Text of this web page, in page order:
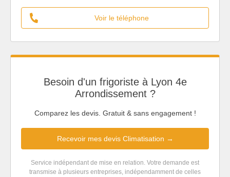
Voir le téléphone
Besoin d'un frigoriste à Lyon 4e
Arrondissement ?
Comparez les devis. Gratuit & sans engagement !
Recevoir mes devis Climatisation →
Service indépendant de mise en relation. Votre demande est
transmise à plusieurs entreprises, indépendamment de celles